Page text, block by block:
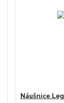
Náušnice